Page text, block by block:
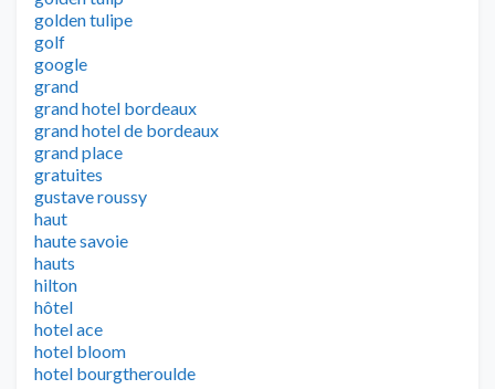
golden tulipe
golf
google
grand
grand hotel bordeaux
grand hotel de bordeaux
grand place
gratuites
gustave roussy
haut
haute savoie
hauts
hilton
hôtel
hotel ace
hotel bloom
hotel bourgtheroulde